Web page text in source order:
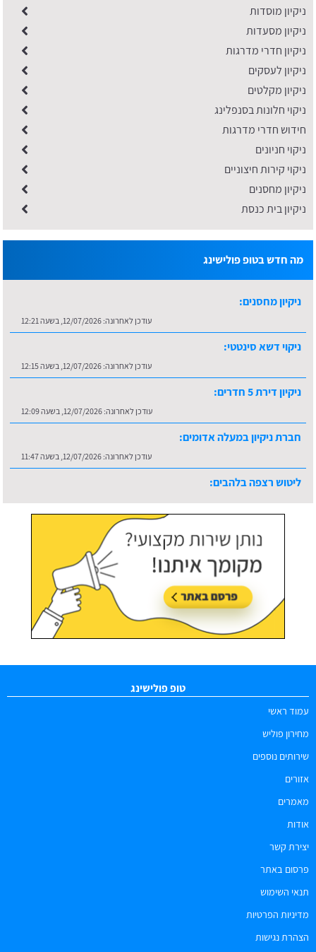
ניקיון מוסדות
ניקיון מסעדות
ניקיון חדרי מדרגות
ניקיון לעסקים
ניקיון מקלטים
​ניקוי חלונות בסנפלינג
חידוש חדרי מדרגות
ניקוי חניונים
ניקוי קירות חיצוניים
ניקיון מחסנים
ניקיון בית כנסת
מה חדש בטופ פולישינג
ניקיון מחסנים:
עודכן לאחרונה: 12/07/2026, בשעה 12:21
ניקוי דשא סינטטי:
עודכן לאחרונה: 12/07/2026, בשעה 12:15
ניקיון דירת 5 חדרים:
עודכן לאחרונה: 12/07/2026, בשעה 12:09
חברת ניקיון במעלה אדומים:
עודכן לאחרונה: 12/07/2026, בשעה 11:47
ליטוש רצפה בלהבים:
עודכן לאחרונה:16/07/2026, בשעה 10:36
טופ פולישינג
עמוד ראשי
מחירון פוליש
שירותים נוספים
אזורים
מאמרים
אודות
יצירת קשר
פרסום באתר
תנאי השימוש
מדיניות הפרטיות
הצהרת נגישות